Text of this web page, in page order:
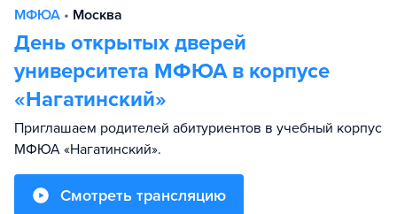
МФЮА • Москва
День открытых дверей
университета МФЮА в корпусе
«Нагатинский»
Приглашаем родителей абитуриентов в учебный корпус
МФЮА «Нагатинский».
Смотреть трансляцию